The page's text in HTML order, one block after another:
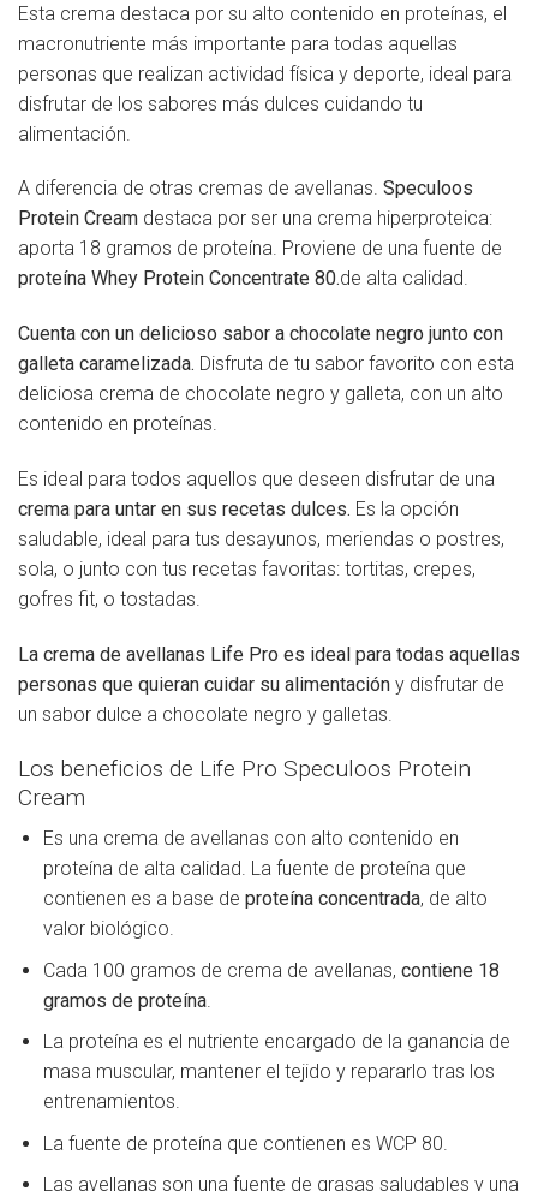
Esta crema destaca por su alto contenido en proteínas, el
macronutriente más importante para todas aquellas
personas que realizan actividad física y deporte, ideal para
disfrutar de los sabores más dulces cuidando tu
alimentación.
A diferencia de otras cremas de avellanas. Speculoos
Protein Cream destaca por ser una crema hiperproteica:
aporta 18 gramos de proteína. Proviene de una fuente de
proteína Whey Protein Concentrate 80.de alta calidad.
Cuenta con un delicioso sabor a chocolate negro junto con
galleta caramelizada. Disfruta de tu sabor favorito con esta
deliciosa crema de chocolate negro y galleta, con un alto
contenido en proteínas.
Es ideal para todos aquellos que deseen disfrutar de una
crema para untar en sus recetas dulces. Es la opción
saludable, ideal para tus desayunos, meriendas o postres,
sola, o junto con tus recetas favoritas: tortitas, crepes,
gofres fit, o tostadas.
La crema de avellanas Life Pro es ideal para todas aquellas
personas que quieran cuidar su alimentación y disfrutar de
un sabor dulce a chocolate negro y galletas.
Los beneficios de Life Pro Speculoos Protein
Cream
Es una crema de avellanas con alto contenido en
proteína de alta calidad. La fuente de proteína que
contienen es a base de proteína concentrada, de alto
valor biológico.
Cada 100 gramos de crema de avellanas, contiene 18
gramos de proteína.
La proteína es el nutriente encargado de la ganancia de
masa muscular, mantener el tejido y repararlo tras los
entrenamientos.
La fuente de proteína que contienen es WCP 80.
Las avellanas son una fuente de grasas saludables y una